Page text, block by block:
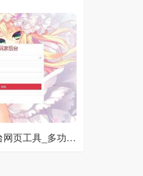
新版魔域GM后台网页工具_多功能授权用户后台_附带详细使用教程